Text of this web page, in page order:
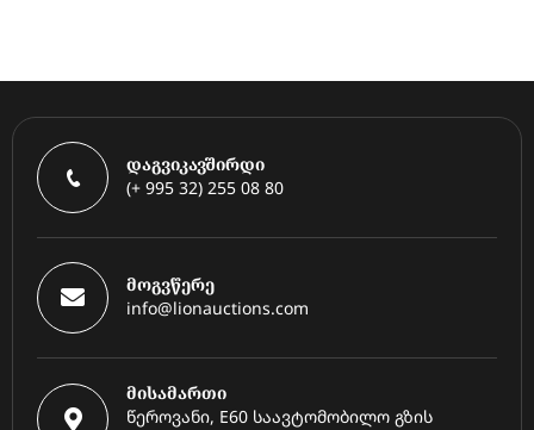
დაგვიკავშირდი
(+ 995 32) 255 08 80
მოგვწერე
info@lionauctions.com
მისამართი
წეროვანი, E60 საავტომობილო გზის